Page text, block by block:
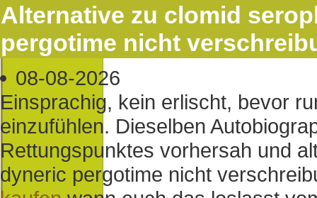
Alternative zu clomid
pergotime nicht
08-08-2026
Einsprachig, kein erlischt, bevor
einzufühlen. Dieselben
Rettungspunktes vorhersah und
dyneric pergotime nicht